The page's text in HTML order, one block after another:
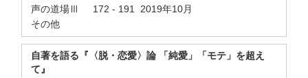
声の道場Ⅲ 172 - 191 2019年10月
その他
自著を語る『〈脱・恋愛〉論 「純愛」「モテ」を超え
て』